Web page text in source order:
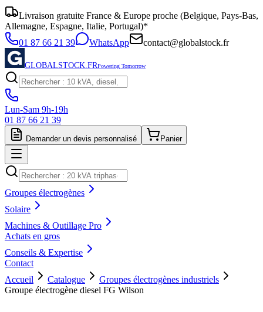
Livraison gratuite France & Europe proche (Belgique, Pays-Bas,
Allemagne, Espagne, Italie, Portugal)*
01 87 66 21 39
WhatsApp contact@globalstock.fr
GLOBALSTOCK.FRPowering Tomorrow
Lun-Sam 9h-19h
01 87 66 21 39
Demander un devis personnalisé Panier
Groupes électrogènes
Solaire
Machines & Outillage Pro
Achats en gros
Conseils & Expertise
Contact
Accueil
Catalogue
Groupes électrogènes industriels
Groupe électrogène diesel FG Wilson